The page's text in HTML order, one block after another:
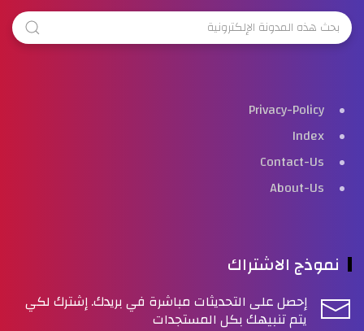
Privacy-Policy
Index
Contact-Us
About-Us
نموذج الاشتراك
إحصل على التحديثات مباشرة في بريدك. إشترك لكي
يتم تنبيهك بكل المستجدات